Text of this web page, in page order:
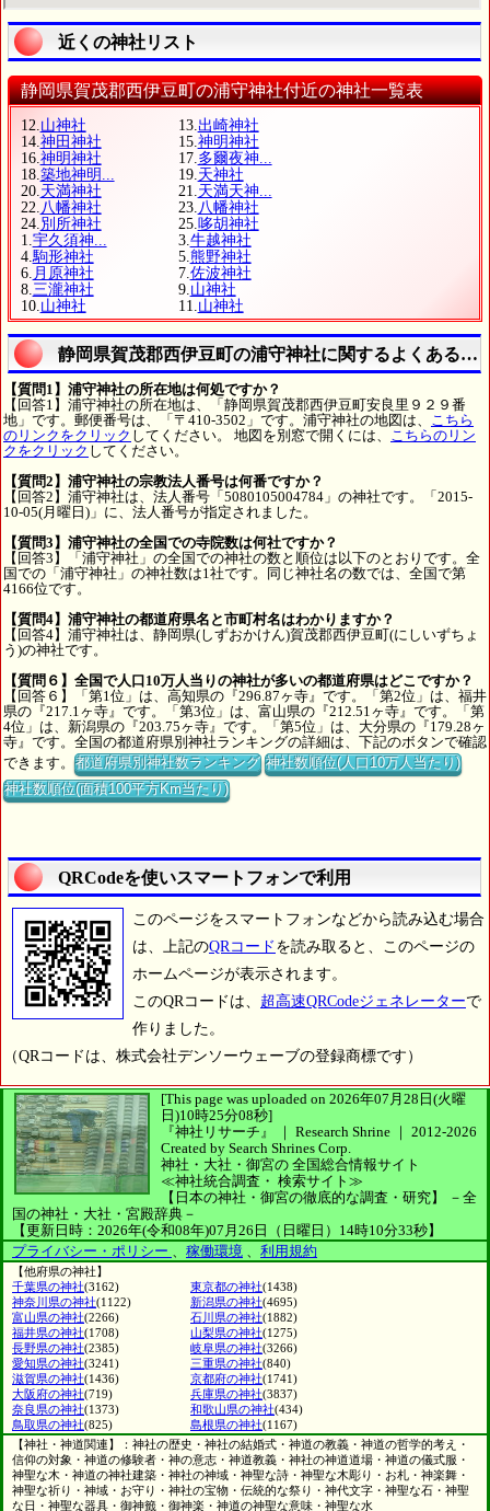
近くの神社リスト
静岡県賀茂郡西伊豆町の浦守神社付近の神社一覧表
12. 山神社 13. 出崎神社
14. 神田神社 15. 神明神社
16. 神明神社 17. 多爾夜神...
18. 築地神明... 19. 天神社
20. 天満神社 21. 天満天神...
22. 八幡神社 23. 八幡神社
24. 別所神社 25. 哆胡神社
1. 宇久須神... 3. 牛越神社
4. 駒形神社 5. 熊野神社
6. 月原神社 7. 佐波神社
8. 三瀧神社 9. 山神社
10. 山神社 11. 山神社
静岡県賀茂郡西伊豆町の浦守神社に関するよくある質
【質問1】浦守神社の所在地は何処ですか？
【回答1】浦守神社の所在地は、「静岡県賀茂郡西伊豆町安良里９２９番
地」です。郵便番号は、「〒410-3502」です。浦守神社の地図は、
こちら
のリンクをクリック してください。 地図を別窓で開くには、
こちらのリン
クをクリック してください。
【質問2】浦守神社の宗教法人番号は何番ですか？
【回答2】浦守神社は、法人番号「5080105004784」の神社です。「2015-
10-05(月曜日)」に、法人番号が指定されました。
【質問3】浦守神社の全国での寺院数は何社ですか？
【回答3】「浦守神社」の全国での神社の数と順位は以下のとおりです。全
国での「浦守神社」の神社数は1社です。同じ神社名の数では、全国で第
4166位です。
【質問4】浦守神社の都道府県名と市町村名はわかりますか？
【回答4】浦守神社は、静岡県(しずおかけん)賀茂郡西伊豆町(にしいずちょ
う)の神社です。
【質問６】全国で人口10万人当りの神社が多いの都道府県はどこですか？
【回答６】「第1位」は、高知県の『296.87ヶ寺』です。「第2位」は、福井
県の『217.1ヶ寺』です。「第3位」は、富山県の『212.51ヶ寺』です。「第
4位」は、新潟県の『203.75ヶ寺』です。「第5位」は、大分県の『179.28ヶ
寺』です。全国の都道府県別神社ランキングの詳細は、下記のボタンで確認
できます。都道府県別神社数ランキング 神社数順位(人口10万人当たり)
神社数順位(面積100平方Km当たり)
QRCodeを使いスマートフォンで利用
このページをスマートフォンなどから読み込む場合
は、上記のQRコード を読み取ると、このページの
ホームページが表示されます。
このQRコードは、 超高速QRCodeジェネレーターで
作りました。
（QRコードは、株式会社デンソーウェーブの登録商標です）
[This page was uploaded on 2026年07月28日(火曜
日)10時25分08秒]
『神社リサーチ』 ｜ Research Shrine ｜ 2012-2026
Created by Search Shrines Corp.
神社・大社・御宮の 全国総合情報サイト
≪神社統合調査・ 検索サイト≫
【日本の神社・御宮の徹底的な調査・研究】
－全
国の神社・大社・宮殿辞典－
【更新日時：2026年(令和08年)07月26日（日曜日）14時10分33秒】
プライバシー・ポリシー
稼働環境 利用規約
【他府県の神社】
千葉県の神社(3162) 東京都の神社(1438)
神奈川県の神社(1122) 新潟県の神社(4695)
富山県の神社(2266) 石川県の神社(1882)
福井県の神社(1708) 山梨県の神社(1275)
長野県の神社(2385) 岐阜県の神社(3266)
愛知県の神社(3241) 三重県の神社(840)
滋賀県の神社(1436) 京都府の神社(1741)
大阪府の神社(719) 兵庫県の神社(3837)
奈良県の神社(1373) 和歌山県の神社(434)
鳥取県の神社(825) 島根県の神社(1167)
【神社・神道関連】：神社の歴史・神社の結婚式・神道の教義・神道の哲学的考え・
信仰の対象・神道の修験者・神の意志・神道教義・神社の神道道場・神道の儀式服・
神聖な木・神道の神社建築・神社の神域・神聖な詩・神聖な木彫り・お札・神楽舞・
神聖な祈り・神域・お守り・神社の宝物・伝統的な祭り・神代文字・神聖な石・神聖
な日・神聖な器具・御神籤・御神楽・神道の神聖な意味・神聖な水